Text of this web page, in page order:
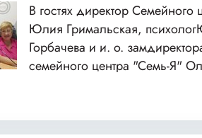
В гостях директор Семейного
Юлия Гримальская,
Горбачева и и. о.
семейного центра "Семь-Я"